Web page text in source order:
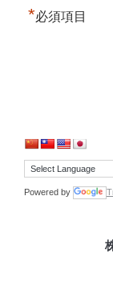
*必須項目
Powered by